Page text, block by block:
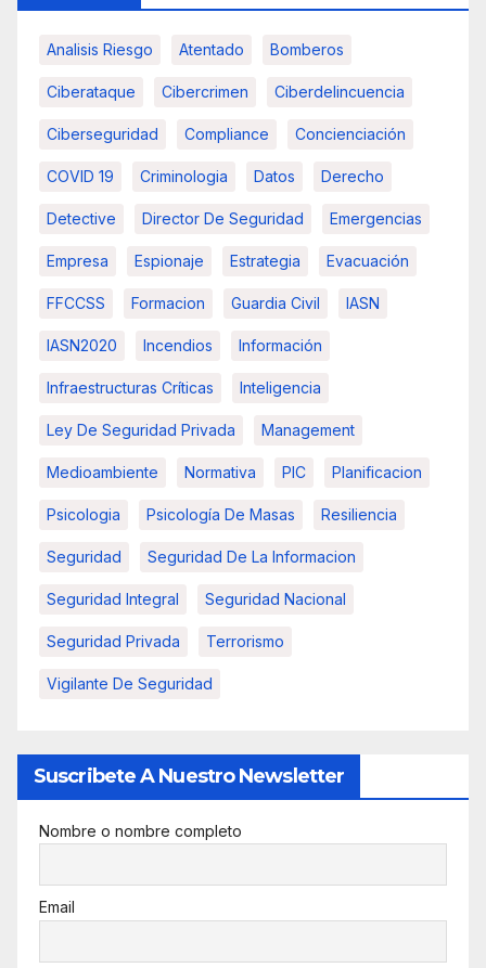
Analisis Riesgo Atentado Bomberos
Ciberataque Cibercrimen Ciberdelincuencia
Ciberseguridad Compliance Concienciación
COVID 19 Criminologia Datos Derecho
Detective Director De Seguridad Emergencias
Empresa Espionaje Estrategia Evacuación
FFCCSS Formacion Guardia Civil IASN
IASN2020 Incendios Información
Infraestructuras Críticas Inteligencia
Ley De Seguridad Privada Management
Medioambiente Normativa PIC Planificacion
Psicologia Psicología De Masas Resiliencia
Seguridad Seguridad De La Informacion
Seguridad Integral Seguridad Nacional
Seguridad Privada Terrorismo
Vigilante De Seguridad
Suscribete A Nuestro Newsletter
Nombre o nombre completo
Email